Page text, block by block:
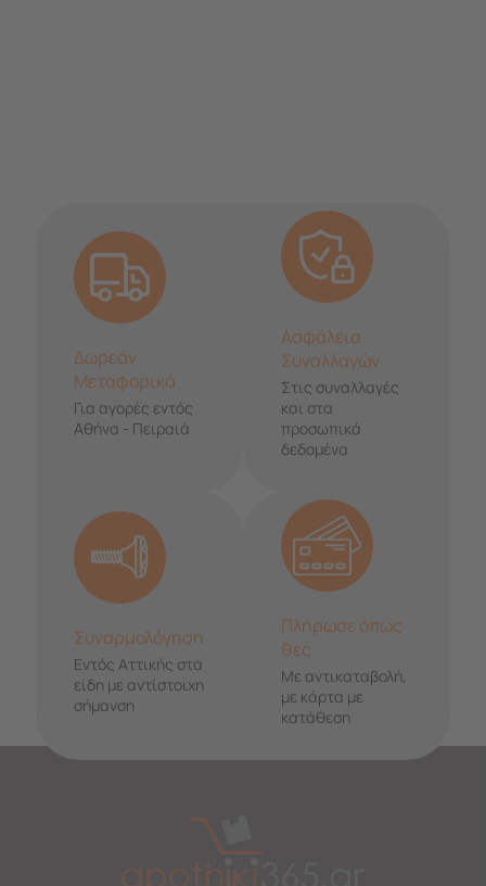
Δωρεάν
Μεταφορικά
Για αγορές εντός
Αθήνα - Πειραιά
Ασφάλεια
Συναλλαγών
Στις συναλλαγές
και στα
προσωπικά
δεδομένα
Συναρμολόγηση
Εντός Αττικής στα
είδη με αντίστοιχη
σήμανση
Πλήρωσε όπως
θες
Με αντικαταβολή,
με κάρτα με
κατάθεση